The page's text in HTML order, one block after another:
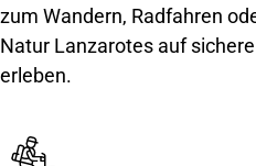
zum Wandern, Radfahren
Natur Lanzarotes auf
erleben.